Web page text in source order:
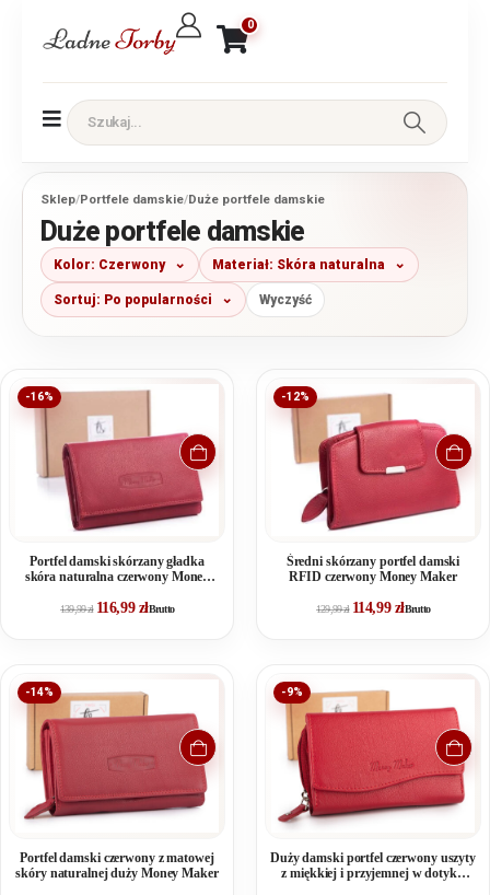
0
Sklep/Portfele damskie/Duże portfele damskie
Duże portfele damskie
Kolor: Czerwony Materiał: Skóra naturalna
Sortuj: Po popularności Wyczyść
-16%
Portfel damski skórzany gładka
skóra naturalna czerwony Money
139,99zł 116,99 złBrutto
-12%
Średni skórzany portfel damski
RFID czerwony Money Maker
129,99zł 114,99 złBrutto
-14%
Portfel damski czerwony z matowej
skóry naturalnej duży Money Maker
-9%
Duży damski portfel czerwony uszyty
z miękkiej i przyjemnej w dotyku